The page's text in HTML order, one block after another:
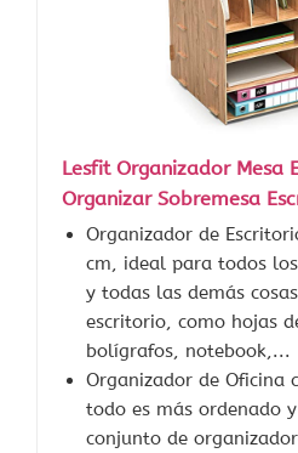
Lesfit Organizador Mesa
Organizar Sobremesa
Organizador de
cm, ideal para todos
y todas las demás
escritorio, como hojas
bolígrafos, notebook,...
Organizador de Oficina
todo es más ordenado
conjunto de